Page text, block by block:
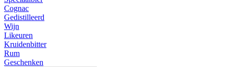
Cognac
Gedistilleerd
Wijn
Likeuren
Kruidenbitter
Rum
Geschenken